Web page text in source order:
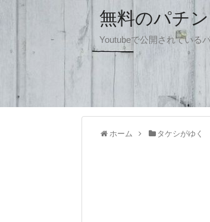
無料のパチ
Youtubeで公開されている
ホーム タケシがゆく